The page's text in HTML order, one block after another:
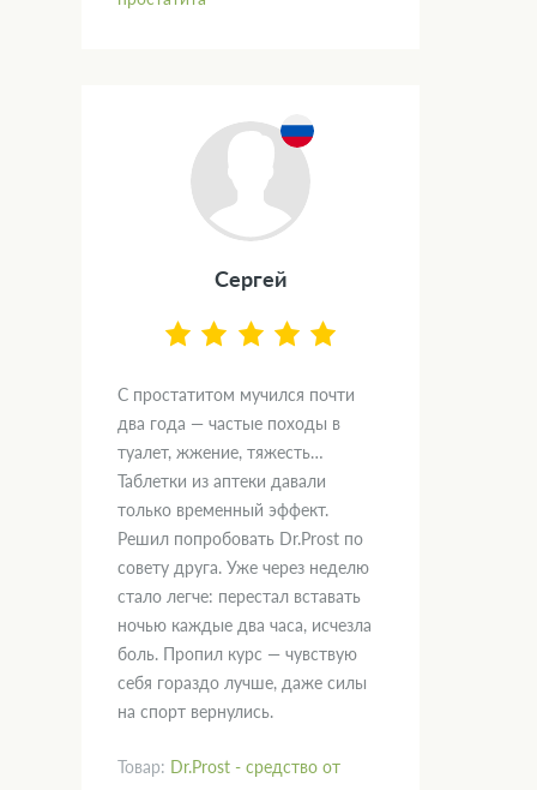
Сергей
С простатитом мучился почти
два года — частые походы в
туалет, жжение, тяжесть…
Таблетки из аптеки давали
только временный эффект.
Решил попробовать Dr.Prost по
совету друга. Уже через неделю
стало легче: перестал вставать
ночью каждые два часа, исчезла
боль. Пропил курс — чувствую
себя гораздо лучше, даже силы
на спорт вернулись.
Товар: Dr.Prost - средство от